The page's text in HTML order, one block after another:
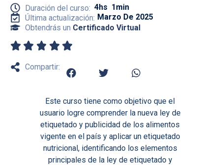
Duración del curso: 4hs 1min
Última actualización: Marzo De 2025
Obtendrás un Certificado Virtual
Compartir:
Este curso tiene como objetivo que el
usuario logre comprender la nueva ley de
etiquetado y publicidad de los alimentos
vigente en el país y aplicar un etiquetado
nutricional, identificando los elementos
principales de la ley de etiquetado y